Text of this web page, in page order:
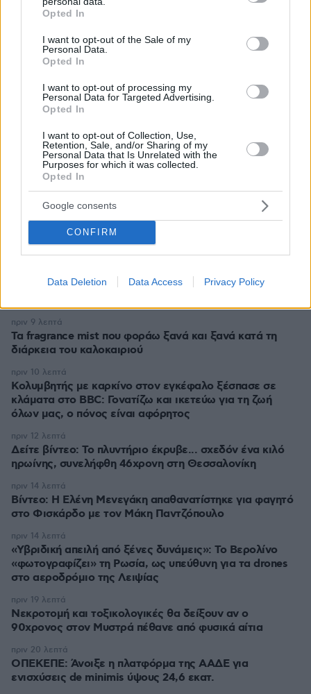
grant or deny consent to Google and its third-party tags to
use your data for below specified purposes in below Google
consent section.
Opted In
I want to opt-out of the Sale of my
Personal Data.
Opted In
I want to opt-out of processing my
Personal Data for Targeted Advertising.
Opted In
I want to opt-out of Collection, Use,
Retention, Sale, and/or Sharing of my
Personal Data that Is Unrelated with the
Purposes for which it was collected.
Opted In
Google consents
CONFIRM
Data Deletion Data Access Privacy Policy
τον θαλάσσιο χωροταξικό σχεδιασμό - «Κόβει» το Αιγαίο
στα δύο
16.06.2025, 20:50
ΡΟΗ ΕΙΔΗΣΕΩΝ
Ειδήσεις Δημοφιλή Σχολιασμένα
Το μητρικό γάλα περιέχει πάνω από 1.500 βιοδραστικά
πριν 6 λεπτά
Του Σωτήρος μυρίζει τηγανητό ψάρι και γλυκαίνουν τα
Τα fragrance mist που φοράω ξανά και ξανά κατά τη
διάρκεια του καλοκαιριού
πριν 9 λεπτά
Κολυμβητής με καρκίνο στον εγκέφαλο ξέσπασε σε
κλάματα στο BBC: Γονατίζω και ικετεύω για τη ζωή
όλων μας, ο πόνος είναι αφόρητος
πριν 10 λεπτά
Δείτε βίντεο: Το πλυντήριο έκρυβε... σχεδόν ένα κιλό
ηρωίνης, συνελήφθη 46χρονη στη Θεσσαλονίκη
πριν 12 λεπτά
Βίντεο: Η Ελένη Μενεγάκη απαθανατίστηκε για φαγητό
στο Φισκάρδο με τον Μάκη Παντζόπουλο
πριν 14 λεπτά
«Υβριδική απειλή από ξένες δυνάμεις»: Το Βερολίνο
«φωτογραφίζει» τη Ρωσία, ως υπεύθυνη για τα drones
στο αεροδρόμιο της Λειψίας
πριν 14 λεπτά
Νεκροτομή και τοξικολογικές θα δείξουν αν ο
90χρονος στον Μυστρά πέθανε από φυσικά αίτια
πριν 19 λεπτά
ΟΠΕΚΕΠΕ: Άνοιξε η πλατφόρμα της ΑΑΔΕ για
ενισχύσεις de minimis ύψους 24,6 εκατ.
πριν 20 λεπτά